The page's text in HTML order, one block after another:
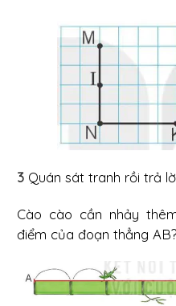
3 Quán sát tranh rồi trả
Cào cào cần nhảy
điểm của đoạn thẳng AB?